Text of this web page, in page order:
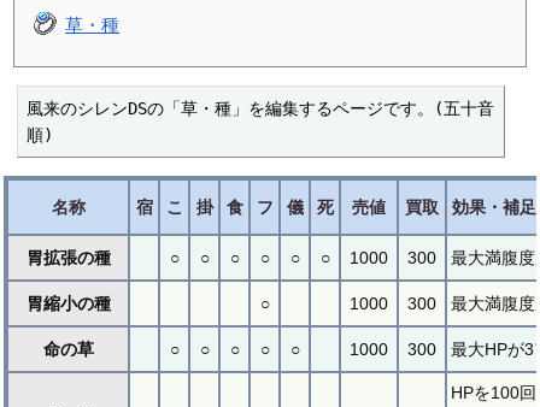
草・種
風来のシレンDSの「草・種」を編集するページです。(五十音
順)
名称 宿 こ 掛 食 フ 儀 死 売値 買取 効果・補足
胃拡張の種 ○ ○ ○ ○ ○ ○ 1000 300 最大満腹度
胃縮小の種 ○ 1000 300 最大満腹度
命の草 ○ ○ ○ ○ ○ 1000 300 最大HPが3
HPを100